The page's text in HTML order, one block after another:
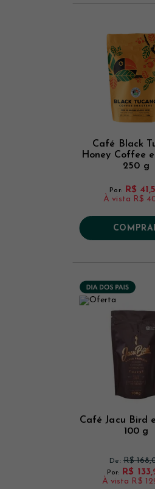
Café Black
Honey Coffee
250 g
Por: R$
À vista R$
Café Jacu Bird
100 g
De: R$
Por: R$
À vista R$